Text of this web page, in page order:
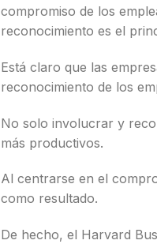
compromiso de los
reconocimiento es el
Está claro que las
reconocimiento de los
No solo involucrar y
más productivos.
Al centrarse en el
como resultado.
De hecho, el Harvard